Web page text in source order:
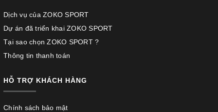
Dịch vụ của ZOKO SPORT
Dự án đã triển khai ZOKO SPORT
Tại sao chọn ZOKO SPORT ?
Thông tin thanh toán
HỖ TRỢ KHÁCH HÀNG
Chính sách bảo mật